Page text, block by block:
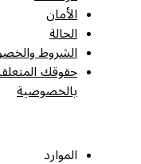
الأمان
الحالة
الشروط والخصوصية
حقوقك المتعلقة
بالخصوصية
الموارد